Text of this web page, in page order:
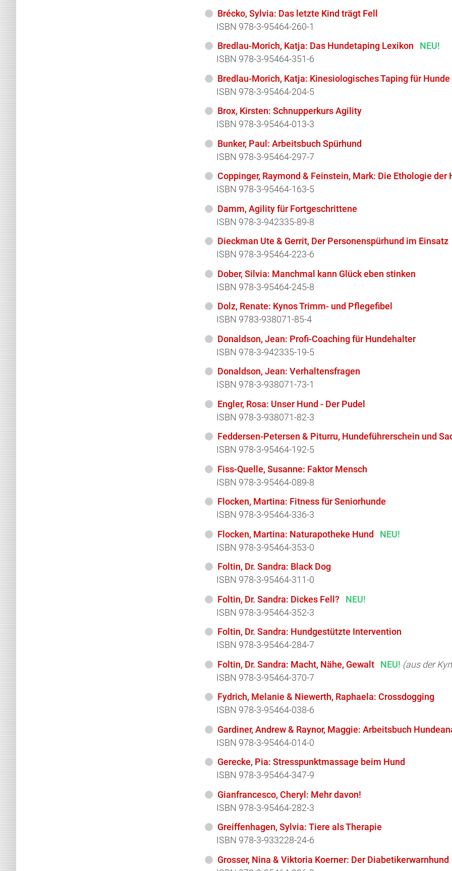
Brécko, Sylvia: Das letzte Kind trägt Fell
ISBN 978-3-95464-260-1
Bredlau-Morich, Katja: Das Hundetaping Lexikon
NEU!
ISBN 978-3-95464-351-6
Bredlau-Morich, Katja: Kinesiologisches Taping für Hunde
ISBN 978-3-95464-204-5
Brox, Kirsten: Schnupperkurs Agility
ISBN 978-3-95464-013-3
Bunker, Paul: Arbeitsbuch Spürhund
ISBN 978-3-95464-297-7
Coppinger, Raymond & Feinstein, Mark: Die Ethologie der
ISBN 978-3-95464-163-5
Damm, Agility für Fortgeschrittene
ISBN 978-3-942335-89-8
Dieckman Ute & Gerrit, Der Personenspürhund im Einsatz
ISBN 978-3-95464-223-6
Dober, Silvia: Manchmal kann Glück eben stinken
ISBN 978-3-95464-245-8
Dolz, Renate: Kynos Trimm- und Pflegefibel
ISBN 9783-938071-85-4
Donaldson, Jean: Profi-Coaching für Hundehalter
ISBN 978-3-942335-19-5
Donaldson, Jean: Verhaltensfragen
ISBN 978-3-938071-73-1
Engler, Rosa: Unser Hund - Der Pudel
ISBN 978-3-938071-82-3
Feddersen-Petersen & Piturru, Hundeführerschein und
ISBN 978-3-95464-192-5
Fiss-Quelle, Susanne: Faktor Mensch
ISBN 978-3-95464-089-8
Flocken, Martina: Fitness für Seniorhunde
ISBN 978-3-95464-336-3
Flocken, Martina: Naturapotheke Hund
NEU!
ISBN 978-3-95464-353-0
Foltin, Dr. Sandra: Black Dog
ISBN 978-3-95464-311-0
Foltin, Dr. Sandra: Dickes Fell? NEU!
ISBN 978-3-95464-352-3
Foltin, Dr. Sandra: Hundgestützte Intervention
ISBN 978-3-95464-284-7
Foltin, Dr. Sandra: Macht, Nähe, Gewalt
NEU! (aus der
ISBN 978-3-95464-370-7
Fydrich, Melanie & Niewerth, Raphaela: Crossdogging
ISBN 978-3-95464-038-6
Gardiner, Andrew & Raynor, Maggie: Arbeitsbuch
ISBN 978-3-95464-014-0
Gerecke, Pia: Stresspunktmassage beim Hund
ISBN 978-3-95464-347-9
Gianfrancesco, Cheryl: Mehr davon!
ISBN 978-3-95464-282-3
Greiffenhagen, Sylvia: Tiere als Therapie
ISBN 978-3-933228-24-6
Grosser, Nina & Viktoria Koerner: Der Diabetikerwarnhund